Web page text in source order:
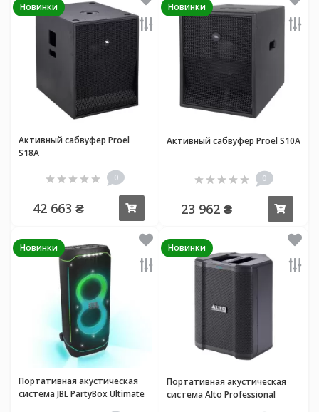
Новинки
Активный сабвуфер Proel
S18A
0
42 663 ₴
Новинки
Активный сабвуфер Proel S10A
0
23 962 ₴
Новинки
Портативная акустическая
система JBL PartyBox Ultimate
Новинки
Портативная акустическая
система Alto Professional